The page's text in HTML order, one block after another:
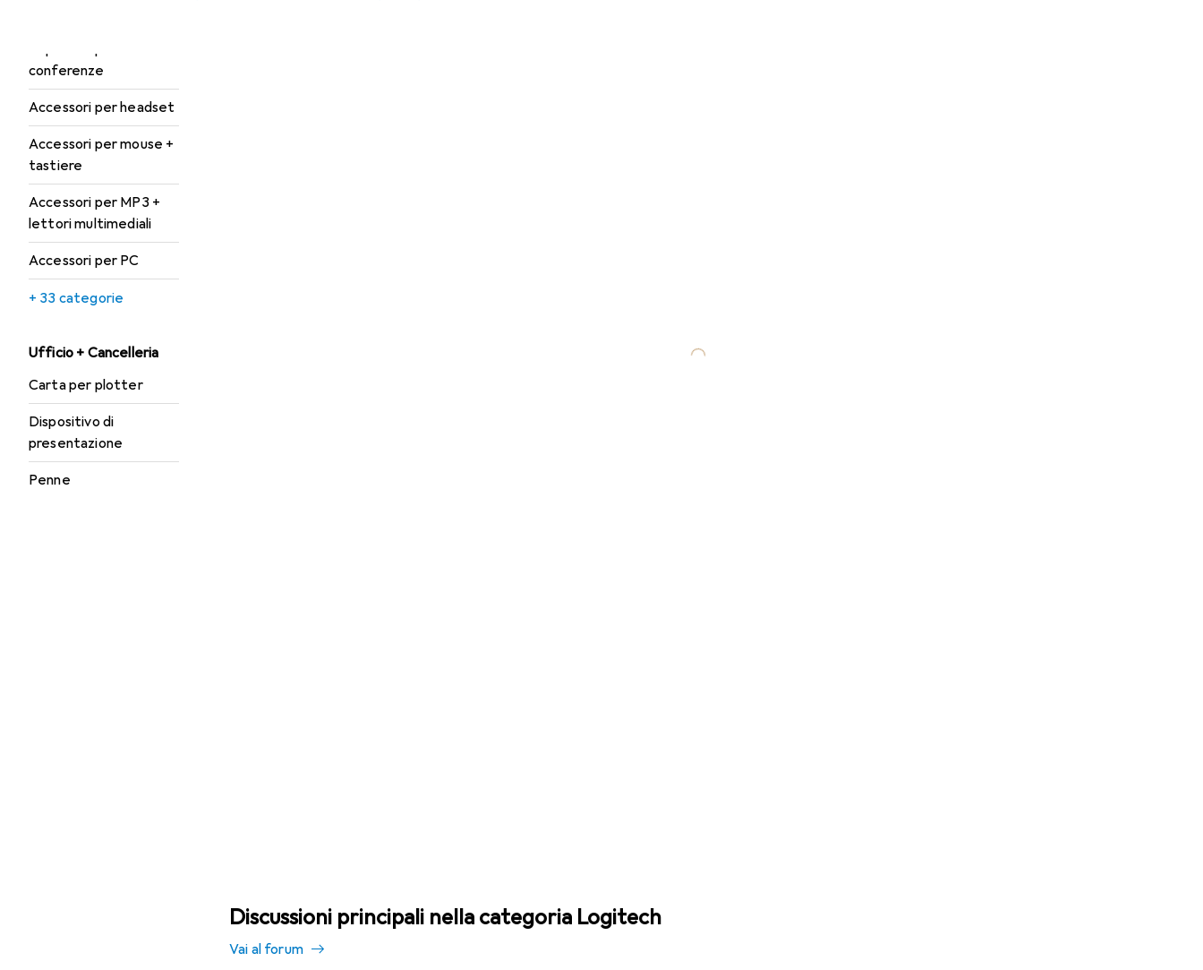
dispositivi per
conferenze
Accessori per headset
Accessori per mouse +
tastiere
Accessori per MP3 +
lettori multimediali
Accessori per PC
+ 33 categorie
Ufficio + Cancelleria
Carta per plotter
Dispositivo di
presentazione
Penne
Discussioni principali nella categoria Logitech
Vai al forum